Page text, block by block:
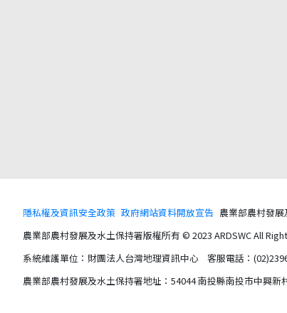
隱私權及資訊安全政策 政府網站資料開放宣告 農業部農村發
農業部農村發展及水土保持署版權所有 © 2023 ARDSWC All
系統維護單位：財團法人台灣地理資訊中心 客服電話：
農業部農村發展及水土保持署地址：54044 南投縣南投市中興